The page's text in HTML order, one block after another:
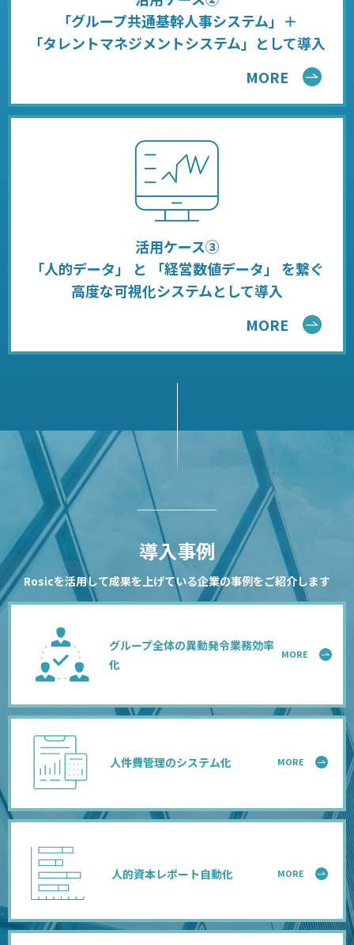
「グループ共通基幹人事システム」＋
「タレントマネジメントシステム」として導入
MORE
活用ケース③
「人的データ」 と 「経営数値データ」 を繋ぐ
高度な可視化システムとして導入
MORE
導入事例
Rosicを活用して成果を上げている企業の事例をご紹介します
グループ全体の異動発令業務効率
化
MORE
人件費管理のシステム化 MORE
⼈的資本レポート⾃動化 MORE